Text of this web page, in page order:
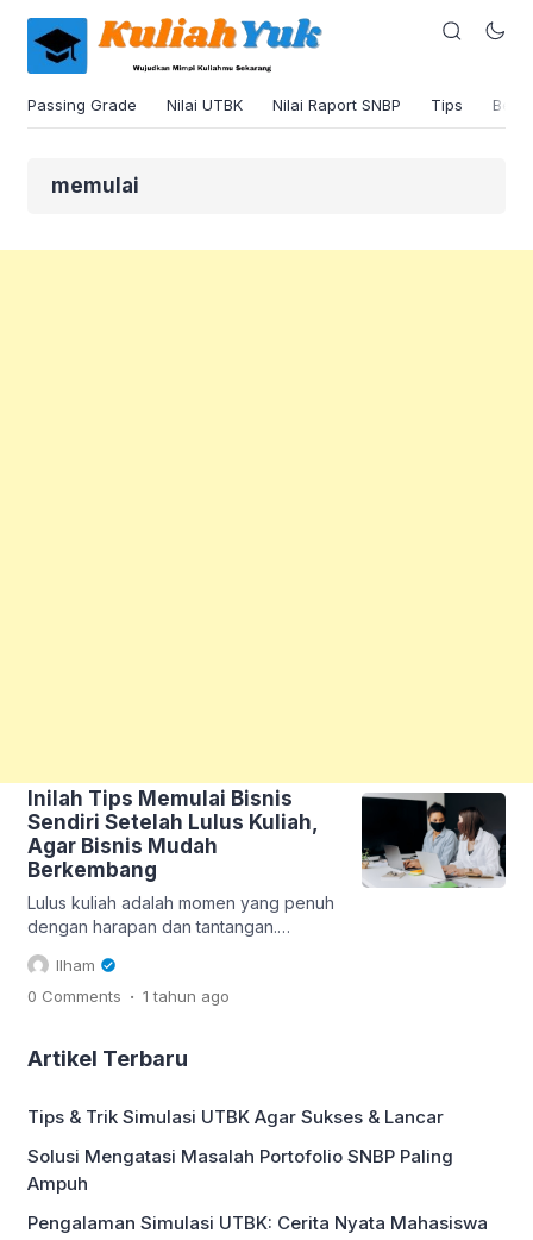
Passing Grade Nilai UTBK Nilai Raport SNBP Tips
memulai
Inilah Tips Memulai Bisnis
Sendiri Setelah Lulus Kuliah,
Agar Bisnis Mudah
Berkembang
Lulus kuliah adalah momen yang penuh
dengan harapan dan tantangan.
Banyak fresh graduate dihadapkan
pada pilihan untuk mencari pekerjaan
atau membangun bisnis sendiri. Oleh
tips memulai bisnis sendiri setelah lulus
kuliah. Banyak lulusan yang ragu
modal, pengalaman, atau rasa takut
Ilham
0 Comments . 1 tahun ago
Artikel Terbaru
Tips & Trik Simulasi UTBK Agar Sukses & Lancar
Solusi Mengatasi Masalah Portofolio SNBP Paling
Ampuh
Pengalaman Simulasi UTBK: Cerita Nyata Mahasiswa